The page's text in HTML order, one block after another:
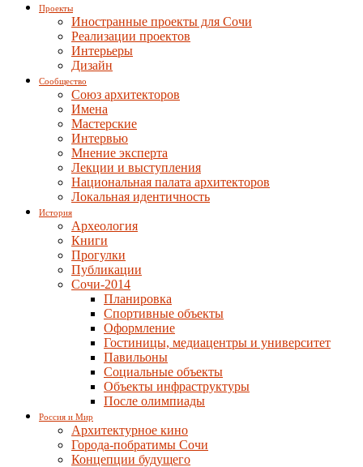
Проекты
Иностранные проекты для Сочи
Реализации проектов
Интерьеры
Дизайн
Сообщество
Союз архитекторов
Имена
Мастерские
Интервью
Мнение эксперта
Лекции и выступления
Национальная палата архитекторов
Локальная идентичность
История
Археология
Книги
Прогулки
Публикации
Сочи-2014
Планировка
Спортивные объекты
Оформление
Гостиницы, медиацентры и университет
Павильоны
Социальные объекты
Объекты инфраструктуры
После олимпиады
Россия и Мир
Архитектурное кино
Города-побратимы Сочи
Концепции будущего